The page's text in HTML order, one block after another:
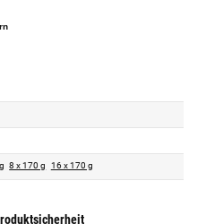
8 x 170 g 16 x 170 g